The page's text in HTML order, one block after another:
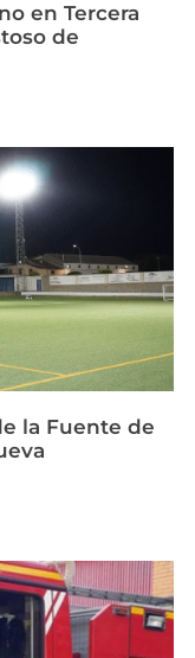
en Tercera
de
la Fuente de